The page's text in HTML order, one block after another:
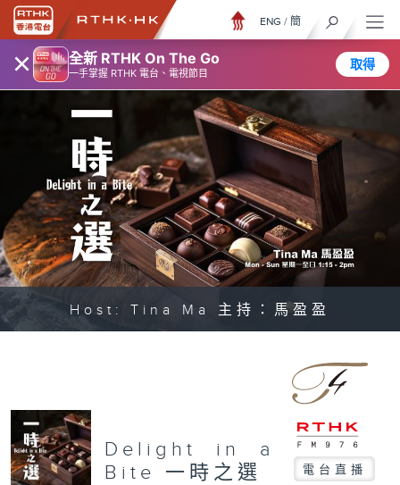
× 全新 RTHK On The Go
一手掌握 RTHK 電台、電視節目
取得
ENG / 簡
Host: Tina Ma 主持：馬盈盈
Delight in a
Bite 一時之選
電台直播